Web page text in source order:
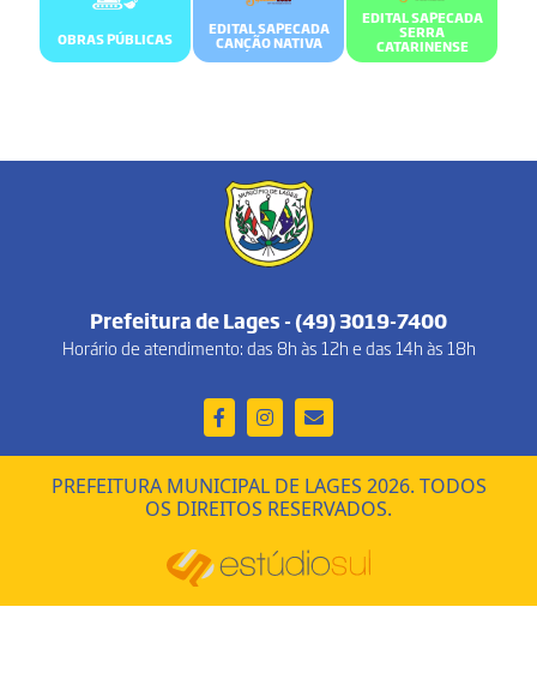
OBRAS PÚBLICAS
EDITAL SAPECADA
CANÇÃO NATIVA
EDITAL SAPECADA
SERRA
CATARINENSE
Prefeitura de Lages - (49) 3019-7400
Horário de atendimento: das 8h às 12h e das 14h às 18h
PREFEITURA MUNICIPAL DE LAGES 2026. TODOS
OS DIREITOS RESERVADOS.